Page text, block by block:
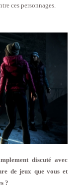
ces personnages.
discuté avec
de jeux que vous et
?